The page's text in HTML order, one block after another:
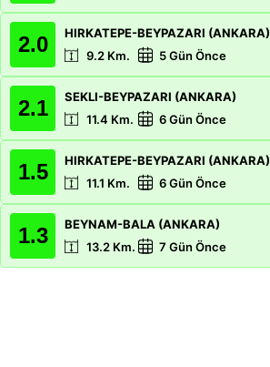
2.0
HIRKATEPE-BEYPAZARI (ANKARA)
9.2 Km. 5 Gün Önce
2.1
SEKLI-BEYPAZARI (ANKARA)
11.4 Km. 6 Gün Önce
1.5
HIRKATEPE-BEYPAZARI (ANKARA)
11.1 Km. 6 Gün Önce
1.3
BEYNAM-BALA (ANKARA)
13.2 Km. 7 Gün Önce